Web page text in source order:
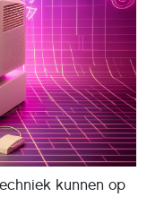
kunnen op